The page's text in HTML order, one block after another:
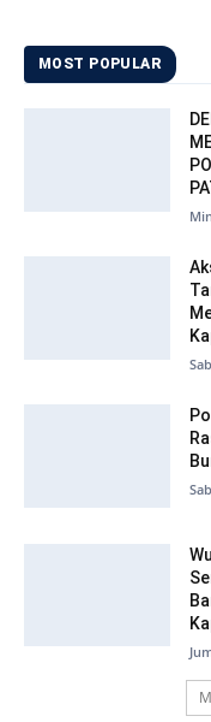
MOST POPULAR